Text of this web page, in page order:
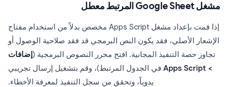
مشغل Google Sheet المرتبط معطل
إذا قمت بإعداد مشغل Apps Script مخصص بدلاً من استخدام مفتاح
الإشعار الأصلي، فقد يكون النص البرمجي قد فقد صلاحية الوصول أو
تجاوز حصة التنفيذ المجانية. افتح محرر النصوص البرمجية (إضافات
> Apps Script
في الجدول المرتبط)، وقم بتشغيل إرسال تجريبي
يدوياً، وتحقق من سجل التنفيذ لمعرفة الأخطاء.